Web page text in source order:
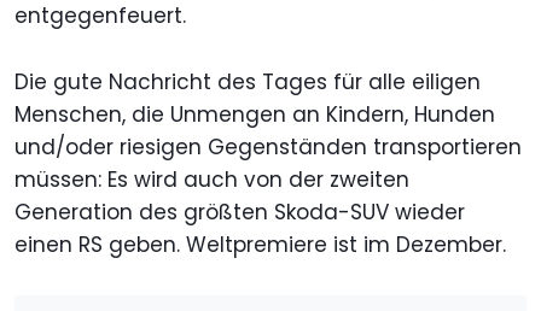
entgegenfeuert.
Die gute Nachricht des Tages für alle eiligen
Menschen, die Unmengen an Kindern, Hunden
und/oder riesigen Gegenständen transportieren
müssen: Es wird auch von der zweiten
Generation des größten Skoda-SUV wieder
einen RS geben. Weltpremiere ist im Dezember.